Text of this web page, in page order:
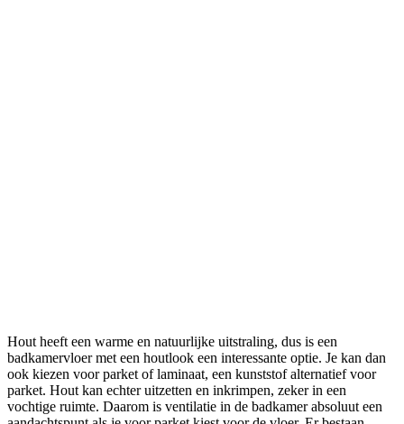
Hout heeft een warme en natuurlijke uitstraling, dus is een
badkamervloer met een houtlook een interessante optie. Je kan dan
ook kiezen voor parket of laminaat, een kunststof alternatief voor
parket. Hout kan echter uitzetten en inkrimpen, zeker in een
vochtige ruimte. Daarom is ventilatie in de badkamer absoluut een